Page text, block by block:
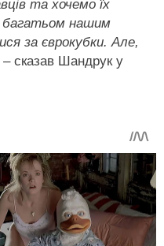
та хочемо їх
багатьом нашим
за єврокубки. Але,
– сказав Шандрук у